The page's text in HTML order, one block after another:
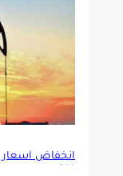
انخفاض أسعار